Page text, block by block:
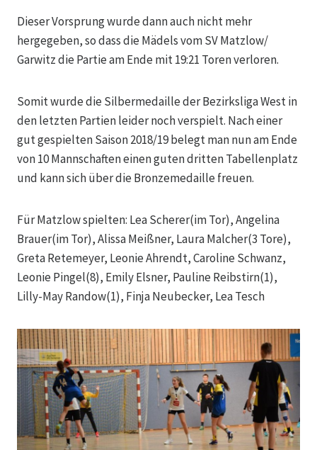
Dieser Vorsprung wurde dann auch nicht mehr
hergegeben, so dass die Mädels vom SV Matzlow/
Garwitz die Partie am Ende mit 19:21 Toren verloren.
Somit wurde die Silbermedaille der Bezirksliga West in
den letzten Partien leider noch verspielt. Nach einer
gut gespielten Saison 2018/19 belegt man nun am Ende
von 10 Mannschaften einen guten dritten Tabellenplatz
und kann sich über die Bronzemedaille freuen.
Für Matzlow spielten: Lea Scherer(im Tor), Angelina
Brauer(im Tor), Alissa Meißner, Laura Malcher(3 Tore),
Greta Retemeyer, Leonie Ahrendt, Caroline Schwanz,
Leonie Pingel(8), Emily Elsner, Pauline Reibstirn(1),
Lilly-May Randow(1), Finja Neubecker, Lea Tesch